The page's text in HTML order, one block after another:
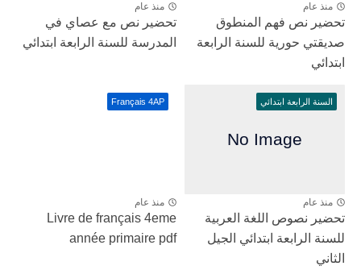
منذ عام
تحضير نص فهم المنطوق
صديقتي حورية للسنة الرابعة
ابتدائي
منذ عام
تحضير نص مع عصاي في
المدرسة للسنة الرابعة ابتدائي
السنة الرابعة ابتدائي
منذ عام
تحضير نصوص اللغة العربية
للسنة الرابعة ابتدائي الجيل
الثاني
Français 4AP
منذ عام
Livre de français 4eme
année primaire pdf